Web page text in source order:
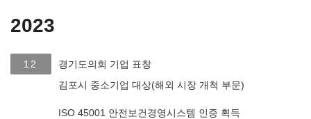
2023
12
경기도의회 기업 표창
김포시 중소기업 대상(해외 시장 개척 부문)
ISO 45001 안전보건경영시스템 인증 획득